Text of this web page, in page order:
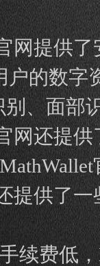
网提供
户的数字
别、面部
网还提
提供了
续费低